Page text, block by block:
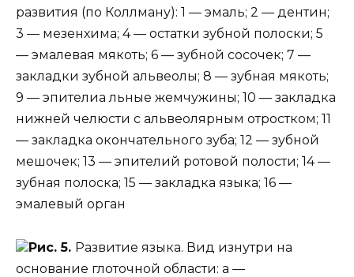
развития (по Коллману): 1 — эмаль; 2 — дентин;
3 — мезенхима; 4 — остатки зубной полоски; 5
— эмалевая мякоть; 6 — зубной сосочек; 7 —
закладки зубной альвеолы; 8 — зубная мякоть;
9 — эпителиа льные жемчужины; 10 — закладка
нижней челюсти с альвеолярным отростком; 11
— закладка окончательного зуба; 12 — зубной
мешочек; 13 — эпителий ротовой полости; 14 —
зубная полоска; 15 — закладка языка; 16 —
эмалевый орган
Рис. 5. Развитие языка. Вид изнутри на
основание глоточной области: а —